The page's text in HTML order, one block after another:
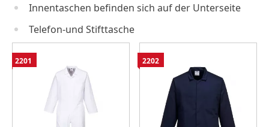
Innentaschen befinden sich auf der Unterseite
Telefon-und Stifttasche
2201 2202